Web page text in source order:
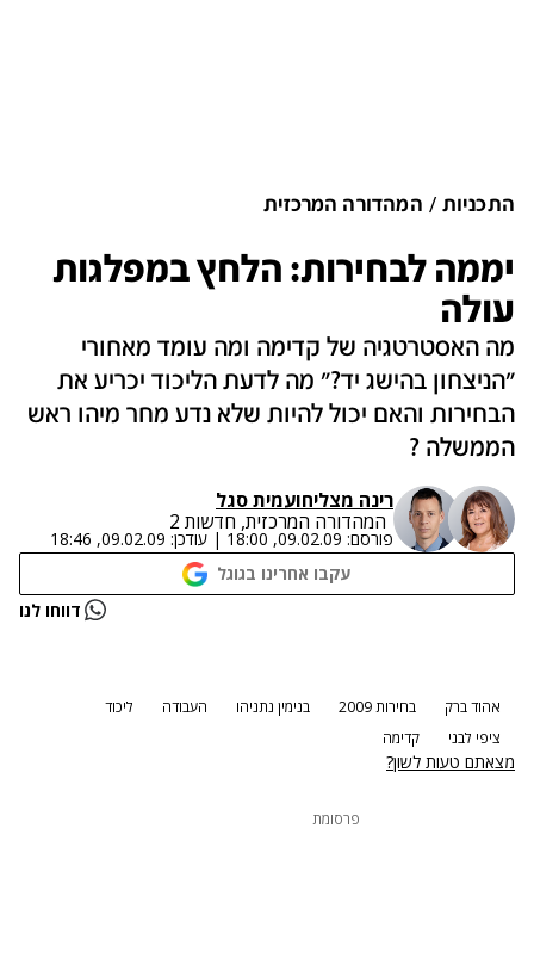
התכניות המהדורה המרכזית
יממה לבחירות: הלחץ במפלגות
עולה
מה האסטרטגיה של קדימה ומה עומד מאחורי
"הניצחון בהישג יד?" מה לדעת הליכוד יכריע את
הבחירות והאם יכול להיות שלא נדע מחר מיהו ראש
הממשלה ?
רינה מצליחועמית סגל
המהדורה המרכזית, חדשות 2
פורסם: 09.02.09, 18:00
| עודכן: 09.02.09, 18:46
עקבו אחרינו בגוגל
נתקלנו בבעיה דווחו לנו
אהוד ברק בחירות 2009 בנימין נתניהו העבודה
ליכוד
ציפי לבני
קדימה
מצאתם טעות לשון?
פרסומת